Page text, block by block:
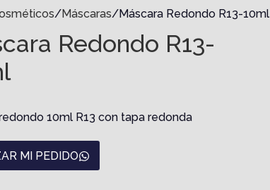
Máscaras Máscara Redondo R13-10ml
Redondo R13-
10ml R13 con tapa redonda
MI PEDIDO